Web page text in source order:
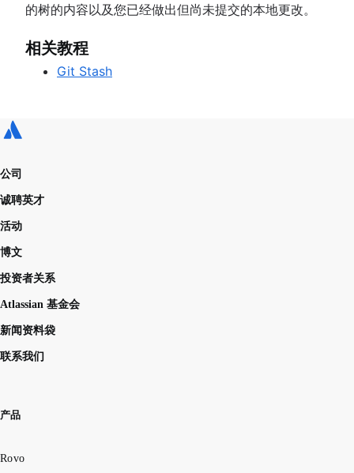
的树的内容以及您已经做出但尚未提交的本地更改。
相关教程
Git Stash
公司
诚聘英才
活动
博文
投资者关系
Atlassian 基金会
新闻资料袋
联系我们
产品
Rovo